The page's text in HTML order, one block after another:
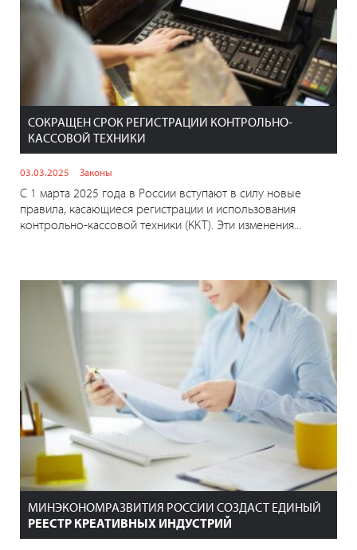
СОКРАЩЕН СРОК РЕГИСТРАЦИИ КОНТРОЛЬНО-
КАССОВОЙ ТЕХНИКИ
03.03.2025 Законы
С 1 марта 2025 года в России вступают в силу новые
правила, касающиеся регистрации и использования
контрольно-кассовой техники (ККТ). Эти изменения...
МИНЭКОНОМРАЗВИТИЯ РОССИИ СОЗДАСТ ЕДИНЫЙ
РЕЕСТР КРЕАТИВНЫХ ИНДУСТРИЙ